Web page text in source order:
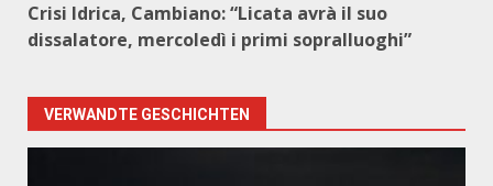
Crisi Idrica, Cambiano: “Licata avrà il suo
dissalatore, mercoledì i primi sopralluoghi”
VERWANDTE GESCHICHTEN